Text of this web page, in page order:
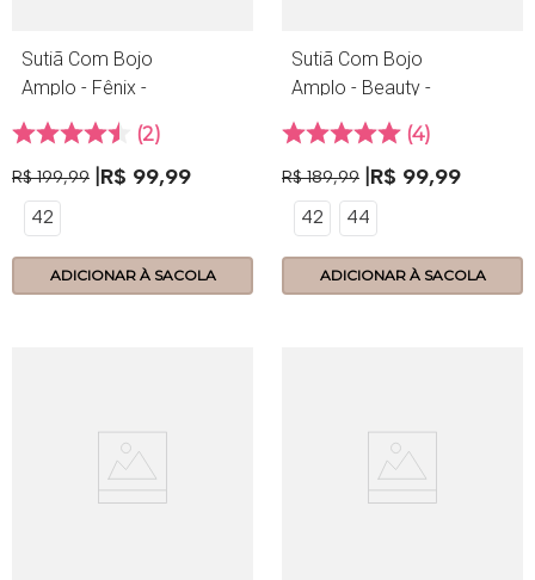
Sutiã Com Bojo
Amplo - Fênix -
155.19 - Petala
2
R$ 199,99 R$ 99,99
42
ADICIONAR À SACOLA
Sutiã Com Bojo
Amplo - Beauty -
361.19 - Preto
4
R$ 189,99 R$ 99,99
42 44
ADICIONAR À SACOLA